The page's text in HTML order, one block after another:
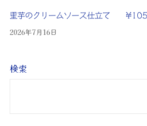
里芋のクリームソース仕立て
2026年7月16日
検索